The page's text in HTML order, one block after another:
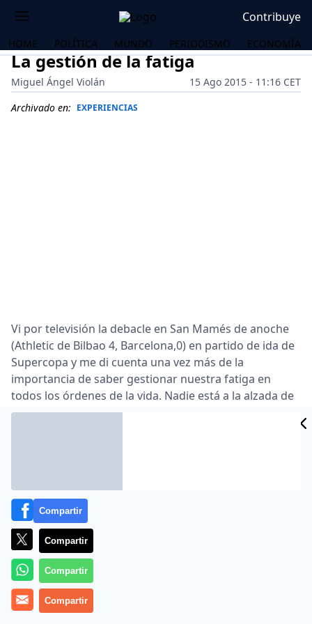
Contribuye
HOME POLÍTICA MUNDO PERIODISMO ECONOMÍA
La gestión de la fatiga
Miguel Ángel Violán
15 Ago 2015 - 11:16 CET
Archivado en: EXPERIENCIAS
Vi por televisión la debacle en San Mamés de anoche
(Athletic de Bilbao 4, Barcelona,0) en partido de ida de
Supercopa y me di cuenta una vez más de la
importancia de saber gestionar nuestra fatiga en
todos los órdenes de la vida. Nadie está a la alzada de
su potencial si no sabe descansar lo suficiente.
Georgia y tan sólo tres días más tarde un partido en
Bilbao, con el desgraciado añadido de que lo que
parecía una final plácida se convirtió en un
tormentoso empate a 4 resuelto in extremis en la
prórroga.
Que el partido de vuelta de Supercopa sea este lunes
es también una ubicación en el calendario que firmaría
Compartir
Compartir
Compartir
Compartir